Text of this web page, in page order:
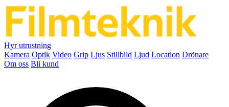
Hyr utrustning
Kamera Optik Video Grip Ljus Stillbild Ljud Location Drönare
Om oss Bli kund